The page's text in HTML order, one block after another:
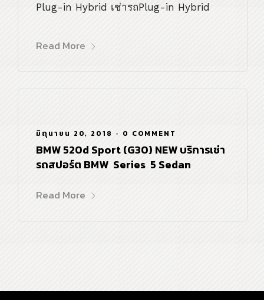
Plug-in Hybrid เช่ารถPlug-in Hybrid
Read More
มิถุนายน 20, 2018 • 0 COMMENT
BMW 520d Sport (G30) NEW บริการเช่า
รถสปอร์ต BMW Series 5 Sedan
Read More